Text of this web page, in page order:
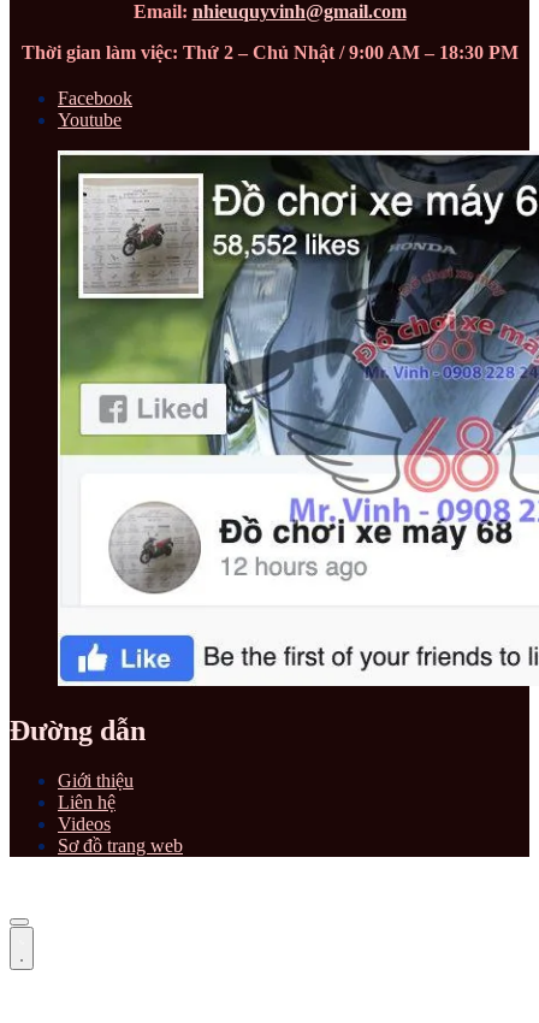
Email: nhieuquyvinh@gmail.com
Thời gian làm việc: Thứ 2 – Chủ Nhật / 9:00 AM – 18:30 PM
Facebook
Youtube
Đường dẫn
Giới thiệu
Liên hệ
Videos
Sơ đồ trang web